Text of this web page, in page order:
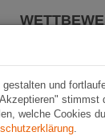
und
stimmst
welche Cookies
.